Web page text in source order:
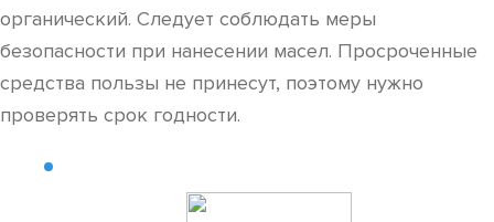
органический. Следует соблюдать меры
безопасности при нанесении масел. Просроченные
средства пользы не принесут, поэтому нужно
проверять срок годности.